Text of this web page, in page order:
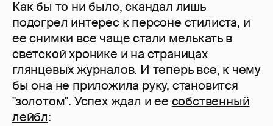
Как бы то ни было, скандал лишь
подогрел интерес к персоне стилиста, и
ее снимки все чаще стали мелькать в
светской хронике и на страницах
глянцевых журналов. И теперь все, к чему
бы она не приложила руку, становится
"золотом". Успех ждал и ее собственный
лейбл: